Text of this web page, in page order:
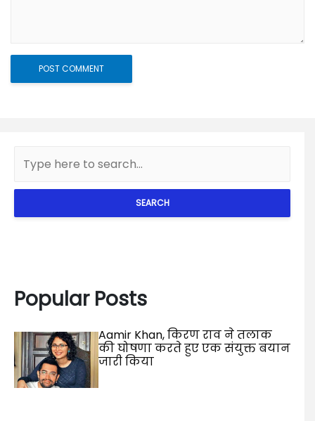
SEARCH
Popular Posts
Aamir Khan, किरण राव ने तलाक
की घोषणा करते हुए एक संयुक्त बयान
जारी किया